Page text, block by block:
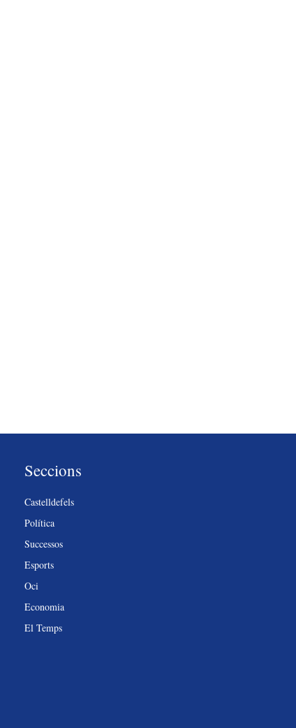
Seccions
Castelldefels
Política
Successos
Esports
Oci
Economia
El Temps